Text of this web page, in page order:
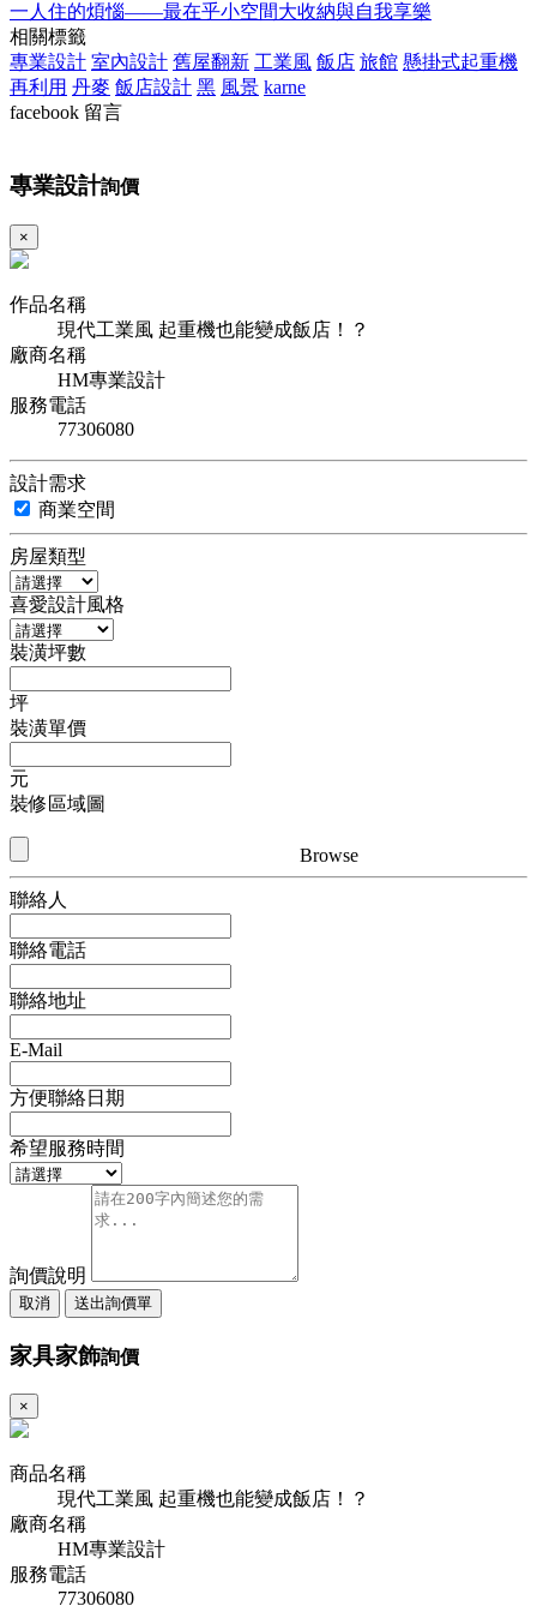
一人住的煩惱——最在乎小空間大收納與自我享樂
相關標籤
專業設計 室內設計 舊屋翻新 工業風 飯店 旅館 懸掛式起重機
再利用 丹麥 飯店設計 黑 風景 karne
facebook 留言
專業設計詢價
×
作品名稱
現代工業風 起重機也能變成飯店！？
廠商名稱
HM專業設計
服務電話
77306080
設計需求
商業空間
房屋類型
喜愛設計風格
裝潢坪數
坪
裝潢單價
元
裝修區域圖
Browse
聯絡人
聯絡電話
聯絡地址
E-Mail
方便聯絡日期
希望服務時間
詢價說明
取消 送出詢價單
家具家飾詢價
×
商品名稱
現代工業風 起重機也能變成飯店！？
廠商名稱
HM專業設計
服務電話
77306080